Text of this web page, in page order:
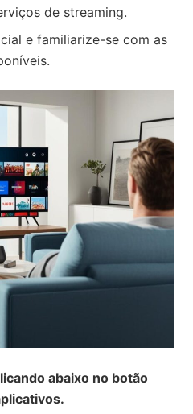
de streaming.
e familiarize-se com as
abaixo no botão